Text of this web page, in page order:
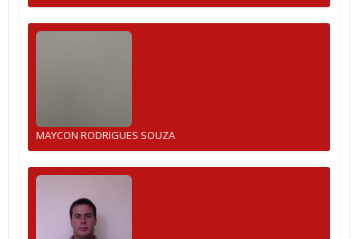
MAYCON RODRIGUES SOUZA